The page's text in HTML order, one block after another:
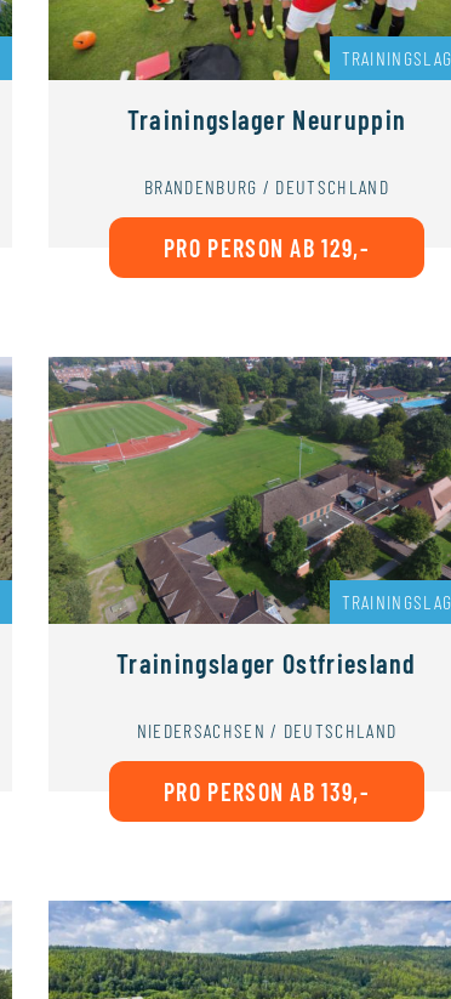
Trainingslager Neuruppin
BRANDENBURG / DEUTSCHLAND
PRO PERSON AB 129,-
Trainingslager Ostfriesland
NIEDERSACHSEN / DEUTSCHLAND
PRO PERSON AB 139,-